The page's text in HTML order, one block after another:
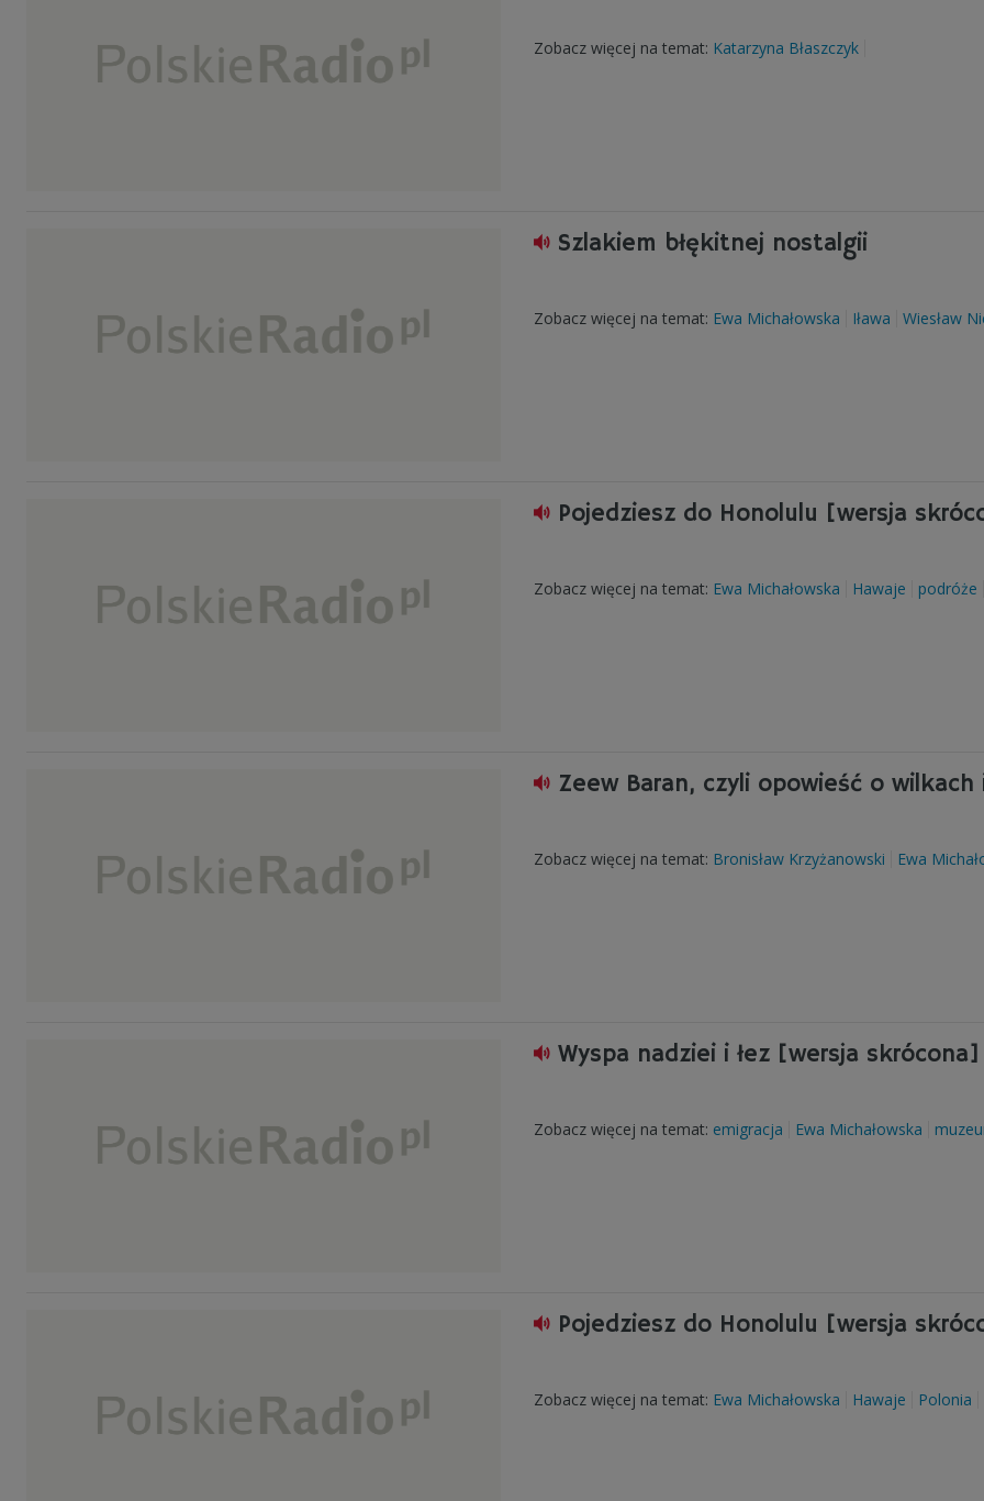
Zobacz więcej na temat: Katarzyna Błaszczyk
Szlakiem błękitnej nostalgii
Zobacz więcej na temat: Ewa Michałowska Iława Wiesław
Pojedziesz do Honolulu [wersja
Zobacz więcej na temat: Ewa Michałowska Hawaje podróże
Zeew Baran, czyli opowieść o
Zobacz więcej na temat: Bronisław Krzyżanowski Ewa
Wyspa nadziei i łez [wersja skrócona]
Zobacz więcej na temat: emigracja Ewa Michałowska
Pojedziesz do Honolulu [wersja
Zobacz więcej na temat: Ewa Michałowska Hawaje Polonia